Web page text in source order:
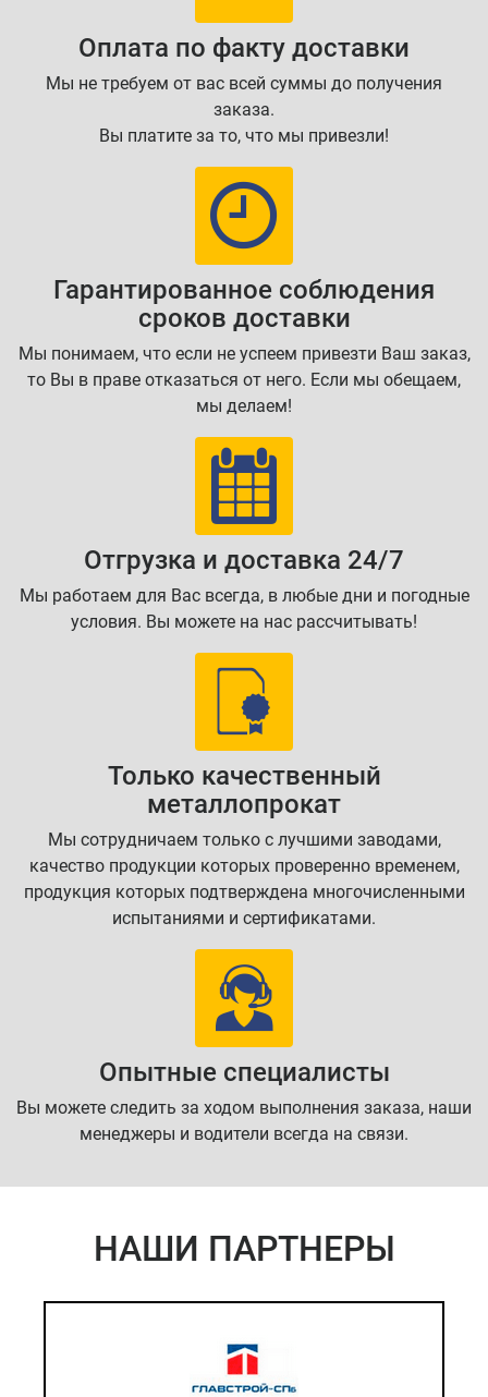
Оплата по факту доставки
Мы не требуем от вас всей суммы до получения
заказа.
Вы платите за то, что мы привезли!
Гарантированное соблюдения
сроков доставки
Мы понимаем, что если не успеем привезти Ваш заказ,
то Вы в праве отказаться от него. Если мы обещаем,
мы делаем!
Отгрузка и доставка 24/7
Мы работаем для Вас всегда, в любые дни и погодные
условия. Вы можете на нас рассчитывать!
Только качественный
металлопрокат
Мы сотрудничаем только с лучшими заводами,
качество продукции которых проверенно временем,
продукция которых подтверждена многочисленными
испытаниями и сертификатами.
Опытные специалисты
Вы можете следить за ходом выполнения заказа, наши
менеджеры и водители всегда на связи.
НАШИ ПАРТНЕРЫ